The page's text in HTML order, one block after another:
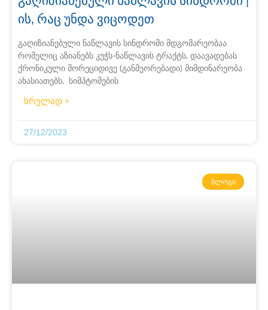
ის, რაც უნდა ვიცოდეთ
გაღიზიანებული ნაწლავის სინდრომი მდგომარეობაა
რომელიც აზიანებს კუჭს-ნაწლავის ტრაქტს. დაავადებას
ქრონიკული მორეციდივე (განმეორებადი) მიმდინარეობა
ახასიათებს. სიმპტომების
სრულად >
27/12/2023
ᲑᲚᲝᲒᲘ